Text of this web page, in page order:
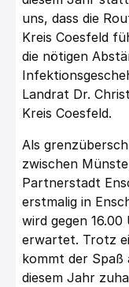
uns, dass die
Kreis Coesfeld
die nötigen
Landrat Dr.
Kreis Coesfeld.
Als
zwischen
Partnerstadt
erstmalig in
wird gegen
erwartet. Trotz
kommt der
diesem Jahr